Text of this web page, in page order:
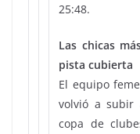
25:48.
Las chicas
pista cubierta
El equipo
volvió a subir
copa de